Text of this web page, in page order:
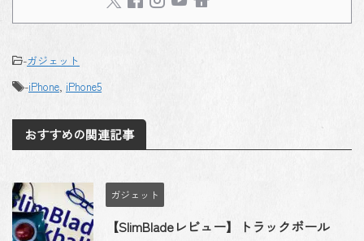
-ガジェット
-iPhone, iPhone5
おすすめの関連記事
ガジェット
【SlimBladeレビュー】トラックボール